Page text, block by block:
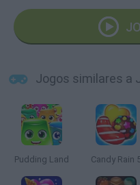
Jogos similares a
Pudding Land Candy Rain